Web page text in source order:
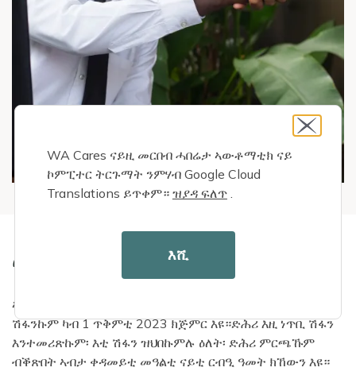
ሎሚ ሽፋን ምረጹ
ኣብ መንጎ 1 ሓምለ ክሳብ 30 መስከረም 2023 ሽፋን እንተመሪጽኩም፡
ሽፋንኩም ካብ 1 ጥቅምቲ 2023 ክጅምር እዩ።ድሕሪ እዚ ነጥቢ ሽፋን
እንተመሪጽኩም፡ እቲ ሽፋን ዝህበኩምሉ ዕለት፡ ድሕሪ ምርጫኹም
ብቕጽበት ኣብታ ቀዳመይቲ መዓልቲ ናይቲ ርብዒ ዓመት ክኸውን እዩ።
WA Cares ናይዚ መርበብ ሓበሬታ ኣውቶማቲክ ናይ
ኮምፒተር ትርጉማት ንምሃብ Google Cloud
Translations ይጥቀም። ዝያዳ ፍለጥ.
እሺ